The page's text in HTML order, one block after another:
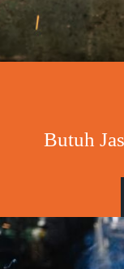
Butuh